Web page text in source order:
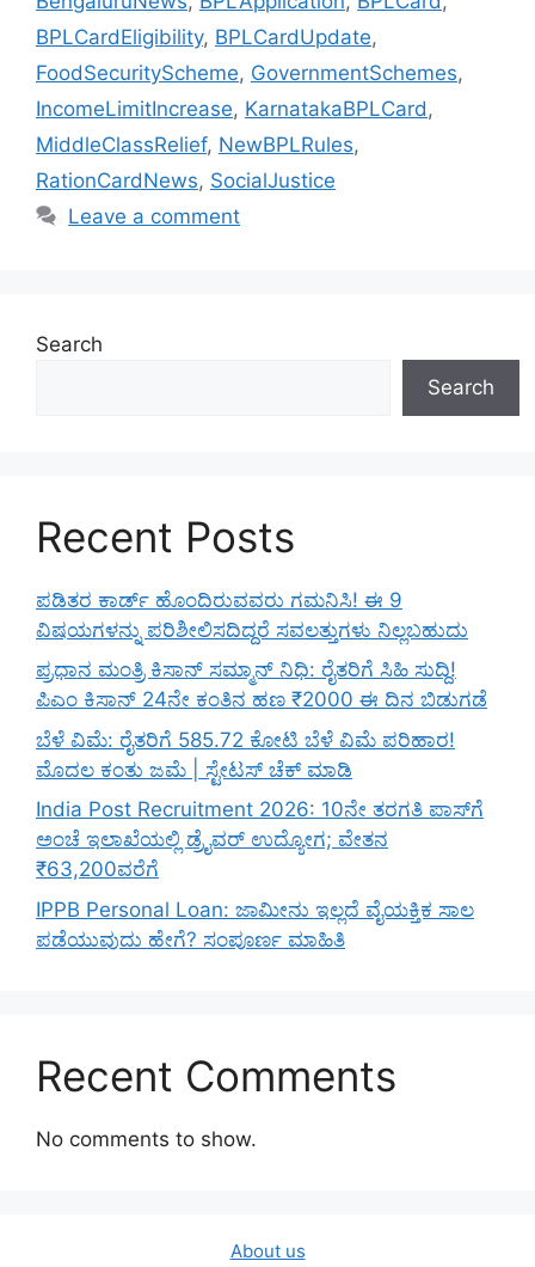
BPLCardEligibility, BPLCardUpdate,
FoodSecurityScheme, GovernmentSchemes,
IncomeLimitIncrease, KarnatakaBPLCard ,
MiddleClassRelief, NewBPLRules,
RationCardNews, SocialJustice
Leave a comment
Search
Search
Recent Posts
ಪಡಿತರ ಕಾರ್ಡ್ ಹೊಂದಿರುವವರು ಗಮನಿಸಿ! ಈ 9
ವಿಷಯಗಳನ್ನು ಪರಿಶೀಲಿಸದಿದ್ದರೆ ಸವಲತ್ತುಗಳು ನಿಲ್ಲಬಹುದು
ಪ್ರಧಾನ ಮಂತ್ರಿ ಕಿಸಾನ್ ಸಮ್ಮಾನ್ ನಿಧಿ: ರೈತರಿಗೆ ಸಿಹಿ ಸುದ್ದಿ!
ಪಿಎಂ ಕಿಸಾನ್ 24ನೇ ಕಂತಿನ ಹಣ ₹2000 ಈ ದಿನ ಬಿಡುಗಡೆ
ಬೆಳೆ ವಿಮೆ: ರೈತರಿಗೆ 585.72 ಕೋಟಿ ಬೆಳೆ ವಿಮೆ ಪರಿಹಾರ!
ಮೊದಲ ಕಂತು ಜಮೆ | ಸ್ಟೇಟಸ್ ಚೆಕ್ ಮಾಡಿ
India Post Recruitment 2026: 10ನೇ ತರಗತಿ ಪಾಸ್‌ಗೆ
ಅಂಚೆ ಇಲಾಖೆಯಲ್ಲಿ ಡ್ರೈವರ್ ಉದ್ಯೋಗ; ವೇತನ
₹63,200ವರೆಗೆ
IPPB Personal Loan: ಜಾಮೀನು ಇಲ್ಲದೆ ವೈಯಕ್ತಿಕ ಸಾಲ
ಪಡೆಯುವುದು ಹೇಗೆ? ಸಂಪೂರ್ಣ ಮಾಹಿತಿ
Recent Comments
No comments to show.
About us